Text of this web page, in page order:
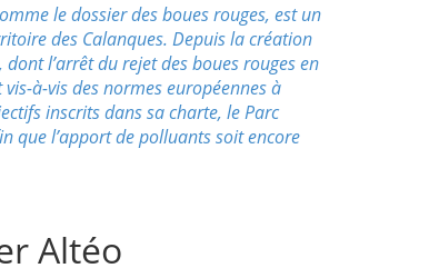
le dossier des boues rouges, est un
des Calanques. Depuis la création
l’arrêt du rejet des boues rouges en
à-vis des normes européennes à
inscrits dans sa charte, le Parc
que l’apport de polluants soit encore
Altéo